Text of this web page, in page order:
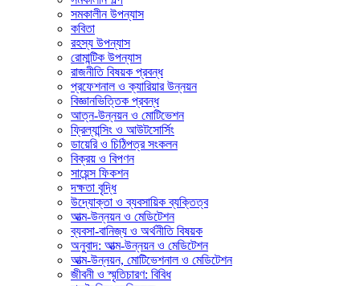
সমকালীন উপন্যাস
কবিতা
রহস্য উপন্যাস
রোমান্টিক উপন্যাস
রাজনীতি বিষয়ক প্রবন্ধ
প্রফেশনাল ও ক্যারিয়ার উন্নয়ন
বিজ্ঞানভিত্তিক প্রবন্ধ
আত্ন-উন্নয়ন ও মোটিভেশন
ফ্রিল্যান্সিং ও আউটসোর্সিং
ডায়েরি ও চিঠিপত্র সংকলন
বিক্রয় ও বিপণন
সায়েন্স ফিকশন
দক্ষতা বৃদ্ধি
উদ্যোক্তা ও ব্যবসায়িক ব্যক্তিত্ব
আত্ম-উন্নয়ন ও মেডিটেশন
ব্যবসা-বানিজ্য ও অর্থনীতি বিষয়ক
অনুবাদ: আত্ম-উন্নয়ন ও মেডিটেশন
আত্ম-উন্নয়ন, মোটিভেশনাল ও মেডিটেশন
জীবনী ও স্মৃতিচারণ: বিবিধ